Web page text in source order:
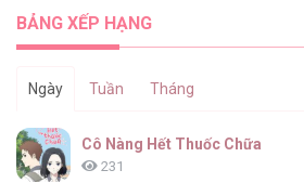
BẢNG XẾP HẠNG
Ngày Tuần Tháng
Cô Nàng Hết Thuốc Chữa
231